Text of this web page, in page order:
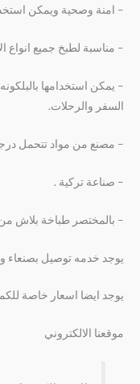
– امنة وصحية ويمكن
– مناسبة لطبخ جميع انواع
– يمكن استخدامها
السفر والرحلات.
– مصنع من مواد تتحمل
– صناعة تركية .
– بالمختصر طباخة بلاش
يوجد خدمه توصيل بصنعاء
يوجد ايضا اسعار خاصة
موقعنا الالكتروني